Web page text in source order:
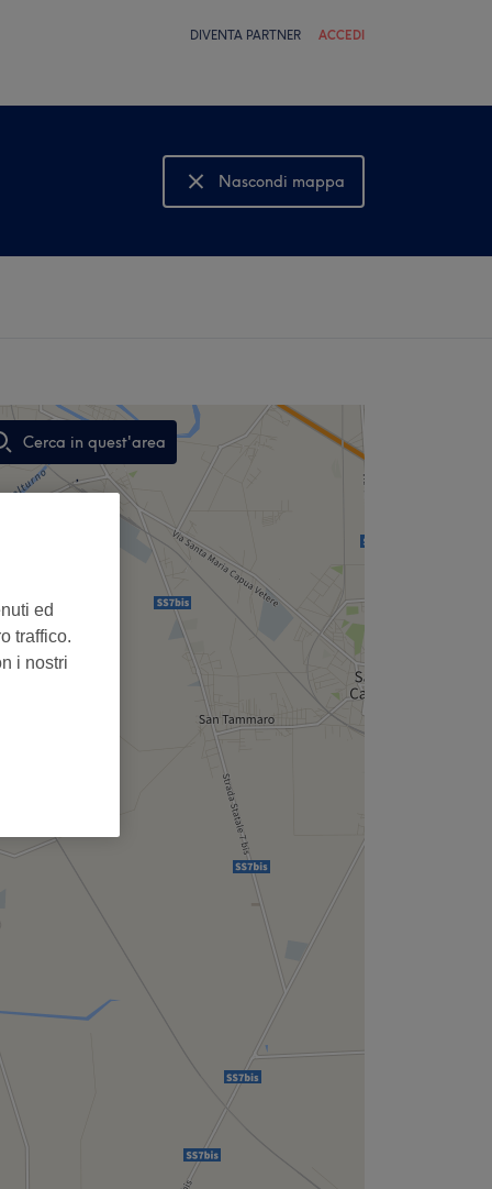
DIVENTA PARTNER ACCEDI
Nascondi mappa
Mostra mappa
Cerca in quest'area
,
ed
traffico.
i nostri